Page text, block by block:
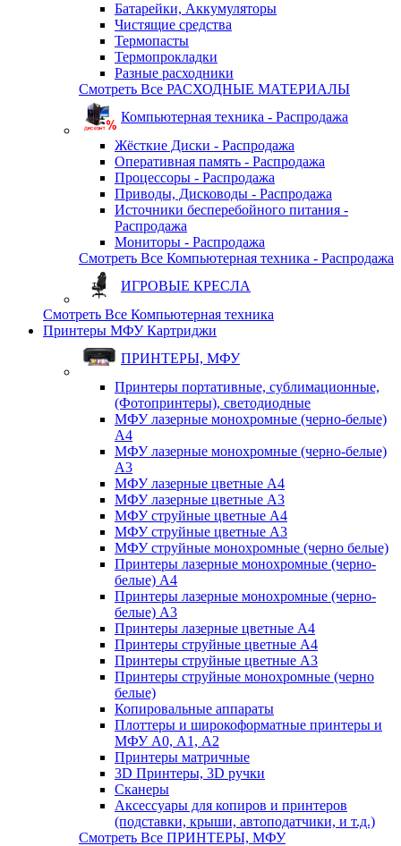
Батарейки, Аккумуляторы
Чистящие средства
Термопасты
Термопрокладки
Разные расходники
Смотреть Все РАСХОДНЫЕ МАТЕРИАЛЫ
Компьютерная техника - Распродажа
Жёсткие Диски - Распродажа
Оперативная память - Распродажа
Процессоры - Распродажа
Приводы, Дисководы - Распродажа
Источники бесперебойного питания -
Распродажа
Мониторы - Распродажа
Смотреть Все Компьютерная техника - Распродажа
ИГРОВЫЕ КРЕСЛА
Смотреть Все Компьютерная техника
Принтеры МФУ Картриджи
ПРИНТЕРЫ, МФУ
Принтеры портативные, сублимационные,
(Фотопринтеры), светодиодные
МФУ лазерные монохромные (черно-белые)
A4
МФУ лазерные монохромные (черно-белые)
A3
МФУ лазерные цветные A4
МФУ лазерные цветные A3
МФУ струйные цветные A4
МФУ струйные цветные A3
МФУ струйные монохромные (черно белые)
Принтеры лазерные монохромные (черно-
белые) A4
Принтеры лазерные монохромные (черно-
белые) A3
Принтеры лазерные цветные A4
Принтеры струйные цветные A4
Принтеры струйные цветные A3
Принтеры струйные монохромные (черно
белые)
Копировальные аппараты
Плоттеры и широкоформатные принтеры и
МФУ А0, А1, А2
Принтеры матричные
3D Принтеры, 3D ручки
Сканеры
Аксессуары для копиров и принтеров
(подставки, крыши, автоподатчики, и т.д.)
Смотреть Все ПРИНТЕРЫ, МФУ